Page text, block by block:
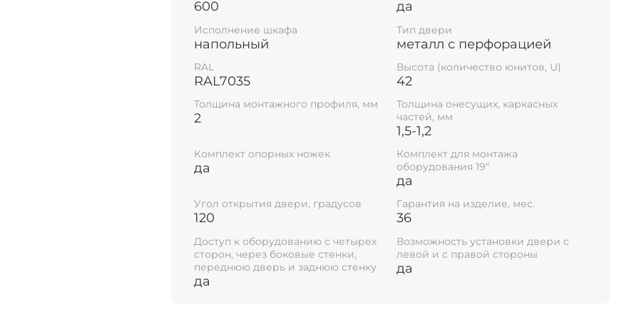
многообразие производимых компанией
телекоммуникационных шкафов.
ПРЕИМУЩЕСТВА
ТЕЛЕКОММУНИКАЦИОННЫХ ШКАФОВ
RIPO:
Цельносварная рама из 2 мм листовой холоднокатаной
стали позволяет выдержать нагрузку на серверный шкаф
Боковые стенки имеют съемную конструкцию. В
конструкции к каждой стенки предусмотрен монтаж замка,
предотвращения несанкционированного доступа.
Передняя дверь дверь имеет замок с ключами
установленный в поворотной ручке, угол открытия двери
600 да
Исполнение шкафа
напольный
Тип двери
металл с перфорацией
RAL
RAL7035
Высота (количество юнитов, U)
42
Толщина монтажного профиля, мм
2
Толщина онесущих, каркасных
частей, мм
1,5-1,2
Комплект опорных ножек
да
Комплект для монтажа
оборудования 19"
да
Угол открытия двери, градусов
120
Гарантия на изделие, мес.
36
Доступ к оборудованию с четырех
сторон, через боковые стенки,
переднюю дверь и заднюю стенку
да
Возможность установки двери с
левой и с правой стороны
да